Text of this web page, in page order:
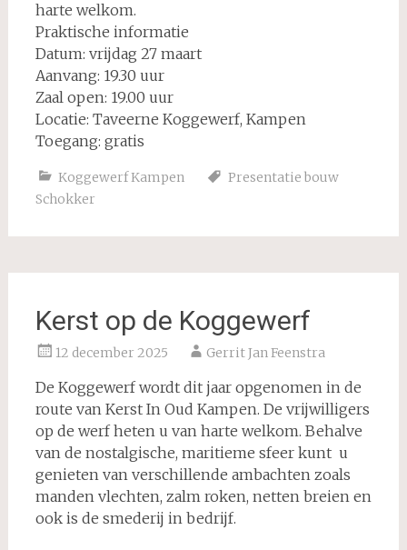
harte welkom.
Praktische informatie
Datum: vrijdag 27 maart
Aanvang: 19.30 uur
Zaal open: 19.00 uur
Locatie: Taveerne Koggewerf, Kampen
Toegang: gratis
Koggewerf Kampen
Presentatie bouw
Schokker
Kerst op de Koggewerf
12 december 2025 Gerrit Jan Feenstra
De Koggewerf wordt dit jaar opgenomen in de
route van Kerst In Oud Kampen. De vrijwilligers
op de werf heten u van harte welkom. Behalve
van de nostalgische, maritieme sfeer kunt u
genieten van verschillende ambachten zoals
manden vlechten, zalm roken, netten breien en
ook is de smederij in bedrijf.